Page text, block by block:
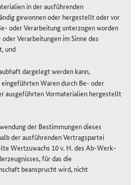
in der ausführenden
gewonnen oder hergestellt oder vor
oder Verarbeitung unterzogen worden
Verarbeitungen im Sinne des
und
dargelegt werden kann,
eingeführten Waren durch Be- oder
ausgeführten Vormaterialien hergestellt
der Bestimmungen dieses
der ausführenden Vertragspartei
Wertzuwachs 10 v. H. des Ab-Werk-
für das die
beansprucht wird, nicht